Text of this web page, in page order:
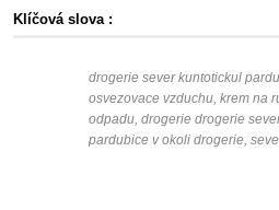
Klíčová slova :
drogerie sever kuntotickul
osvezovace vzduchu, krem na
odpadu, drogerie drogerie
pardubice v okoli drogerie,